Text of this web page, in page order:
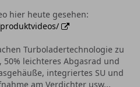
hier heute gesehen:
Turboladertechnologie zu
leichteres Abgasrad und
integriertes SU und
am Verdichter usw...